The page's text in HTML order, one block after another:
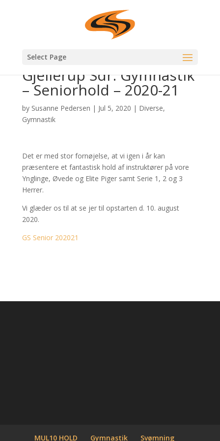
Select Page
Gjellerup Sdr. Gymnastik
– Seniorhold – 2020-21
by Susanne Pedersen | Jul 5, 2020 | Diverse,
Gymnastik
Det er med stor fornøjelse, at vi igen i år kan
præsentere et fantastisk hold af instruktører på vore
Ynglinge, Øvede og Elite Piger samt Serie 1, 2 og 3
Herrer.
Vi glæder os til at se jer til opstarten d. 10. august
2020.
GS Senior 202021
MUL10 HOLD Gymnastik Svømning